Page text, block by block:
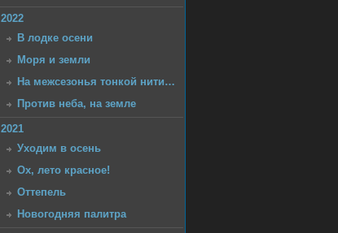
2022
В лодке осени
Моря и земли
На межсезонья тонкой нити…
Против неба, на земле
2021
Уходим в осень
Ох, лето красное!
Оттепель
Новогодняя палитра